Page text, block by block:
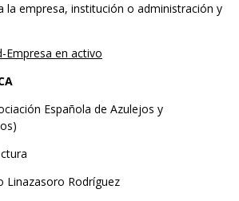
la empresa, institución o administración y
Empresa en activo
Española de Azulejos y
Linazasoro Rodríguez